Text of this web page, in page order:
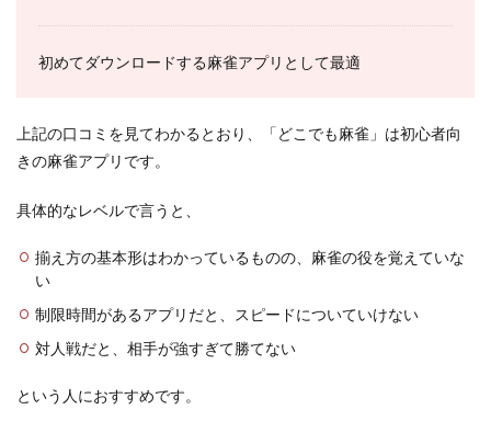
初めてダウンロードする麻雀アプリとして最適
上記の口コミを見てわかるとおり、「どこでも麻雀」は初心者向
きの麻雀アプリです。
具体的なレベルで言うと、
揃え方の基本形はわかっているものの、麻雀の役を覚えていな
い
制限時間があるアプリだと、スピードについていけない
対人戦だと、相手が強すぎて勝てない
という人におすすめです。